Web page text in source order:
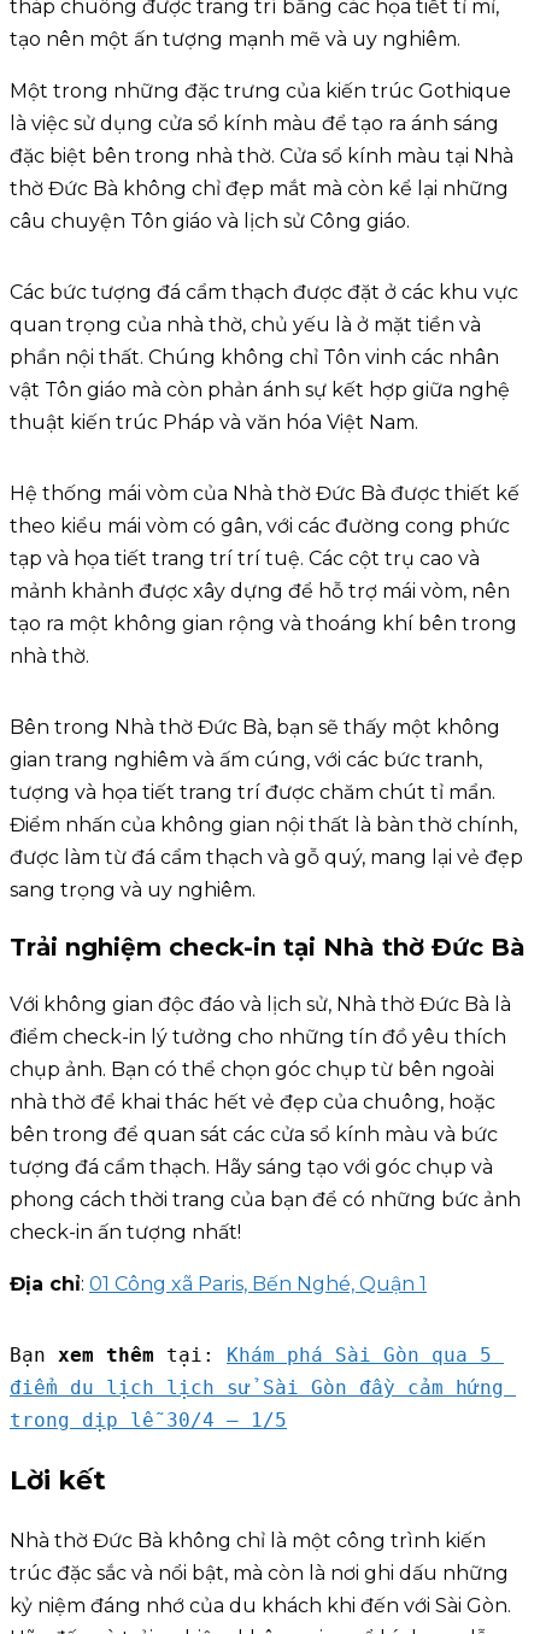
tháp chuông được trang trí bằng các họa tiết tỉ mỉ,
tạo nên một ấn tượng mạnh mẽ và uy nghiêm.
Một trong những đặc trưng của kiến trúc Gothique
là việc sử dụng cửa sổ kính màu để tạo ra ánh sáng
đặc biệt bên trong nhà thờ. Cửa sổ kính màu tại Nhà
thờ Đức Bà không chỉ đẹp mắt mà còn kể lại những
câu chuyện Tôn giáo và lịch sử Công giáo.
Các bức tượng đá cẩm thạch được đặt ở các khu vực
quan trọng của nhà thờ, chủ yếu là ở mặt tiền và
phần nội thất. Chúng không chỉ Tôn vinh các nhân
vật Tôn giáo mà còn phản ánh sự kết hợp giữa nghệ
thuật kiến trúc Pháp và văn hóa Việt Nam.
Hệ thống mái vòm của Nhà thờ Đức Bà được thiết kế
theo kiểu mái vòm có gân, với các đường cong phức
tạp và họa tiết trang trí trí tuệ. Các cột trụ cao và
mảnh khảnh được xây dựng để hỗ trợ mái vòm, nên
tạo ra một không gian rộng và thoáng khí bên trong
nhà thờ.
Bên trong Nhà thờ Đức Bà, bạn sẽ thấy một không
gian trang nghiêm và ấm cúng, với các bức tranh,
tượng và họa tiết trang trí được chăm chút tỉ mẩn.
Điểm nhấn của không gian nội thất là bàn thờ chính,
được làm từ đá cẩm thạch và gỗ quý, mang lại vẻ đẹp
sang trọng và uy nghiêm.
Trải nghiệm check-in tại Nhà thờ Đức Bà
Với không gian độc đáo và lịch sử, Nhà thờ Đức Bà là
điểm check-in lý tưởng cho những tín đồ yêu thích
chụp ảnh. Bạn có thể chọn góc chụp từ bên ngoài
nhà thờ để khai thác hết vẻ đẹp của chuông, hoặc
bên trong để quan sát các cửa sổ kính màu và bức
tượng đá cẩm thạch. Hãy sáng tạo với góc chụp và
phong cách thời trang của bạn để có những bức ảnh
check-in ấn tượng nhất!
Địa chỉ: 01 Công xã Paris, Bến Nghé, Quận 1
Bạn xem thêm tại: Khám phá Sài Gòn qua 5
điểm du lịch lịch sử Sài Gòn đầy cảm hứng
trong dịp lễ 30/4 – 1/5
Lời kết
Nhà thờ Đức Bà không chỉ là một công trình kiến
trúc đặc sắc và nổi bật, mà còn là nơi ghi dấu những
kỷ niệm đáng nhớ của du khách khi đến với Sài Gòn.